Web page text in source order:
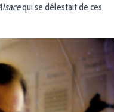
qui se délestait de ces